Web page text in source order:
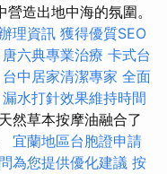
造出地中海的氛圍。
理資訊 獲得優質SEO
唐六典專業治療 卡式台
台中居家清潔專家 全面
漏水打針效果維持時間
然草本按摩油融合了
宜蘭地區台胞證申請
為您提供優化建議 按